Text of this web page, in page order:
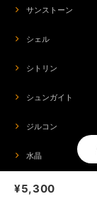
サンストーン
シェル
シトリン
シュンガイト
ジルコン
水晶
スギライト
¥5,300